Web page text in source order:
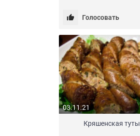
Голосовать
03.11.21
Кряшенская